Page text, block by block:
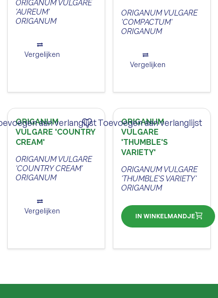
ORIGANUM VULGARE
'AUREUM'
ORIGANUM
Vergelijken
ORIGANUM VULGARE
'COMPACTUM'
ORIGANUM
Vergelijken
ORIGANUM
VULGARE 'COUNTRY
CREAM'
ORIGANUM VULGARE
'COUNTRY CREAM'
ORIGANUM
Vergelijken
aan verlanglijst
ORIGANUM
VULGARE
'THUMBLE'S
VARIETY'
ORIGANUM VULGARE
'THUMBLE'S VARIETY'
ORIGANUM
IN WINKELMANDJE
Toevoegen aan verlanglijst